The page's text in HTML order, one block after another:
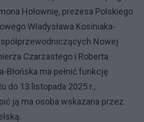
Hołownię, prezesa Polskiego
Władysława Kosiniaka-
Nowej
Czarzastego i Roberta
Błońska ma pełnić funkcję
do 13 listopada 2025 r.,
ją ma osoba wskazana przez